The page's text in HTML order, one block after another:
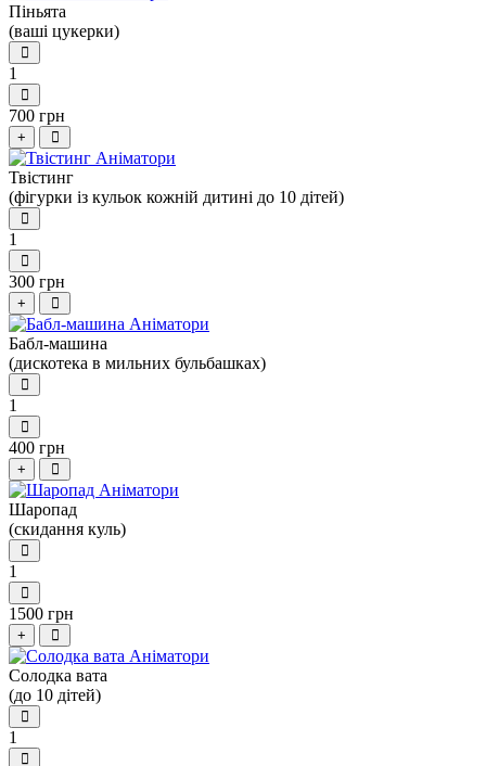
Піньята
(ваші цукерки)
1
700 грн
+
Твістинг
(фігурки із кульок кожній дитині до 10 дітей)
1
300 грн
+
Бабл-машина
(дискотека в мильних бульбашках)
1
400 грн
+
Шаропад
(скидання куль)
1
1500 грн
+
Солодка вата
(до 10 дітей)
1